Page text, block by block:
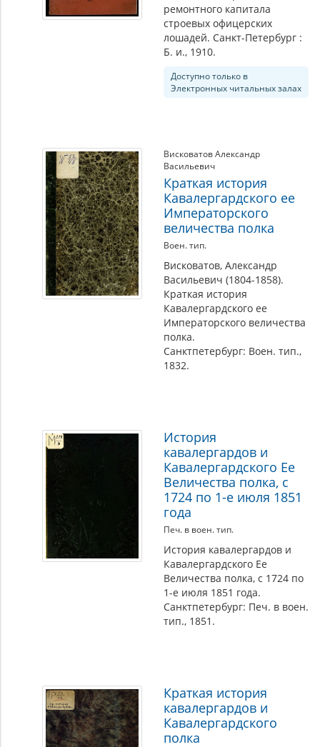
ремонтного капитала
строевых офицерских
лошадей. Санкт-Петербург :
Б. и., 1910.
Доступно только в
Электронных читальных залах
Висковатов Александр
Васильевич
Краткая история
Кавалергардского ее
Императорского
величества полка
Воен. тип.
Висковатов, Александр
Васильевич (1804-1858).
Краткая история
Кавалергардского ее
Императорского величества
полка.
Санктпетербург: Воен. тип.,
1832.
История
кавалергардов и
Кавалергардского Ее
Величества полка, с
1724 по 1-е июля 1851
года
Печ. в воен. тип.
История кавалергардов и
Кавалергардского Ее
Величества полка, с 1724 по
1-е июля 1851 года.
Санктпетербург: Печ. в воен.
тип., 1851.
Краткая история
кавалергардов и
Кавалергардского
полка